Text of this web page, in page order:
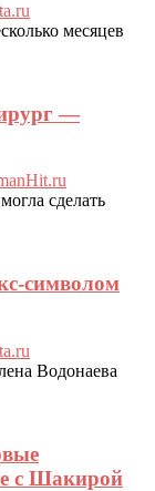
месяцев
—
сделать
символом
Водонаева
с Шакирой